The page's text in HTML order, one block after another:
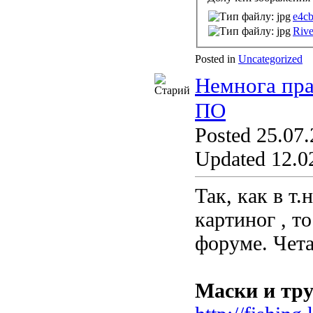
Posted in Uncategorized
Немнога
ПО
Posted
Updated
Так, как в
картиног ,
форуме.
Маски и